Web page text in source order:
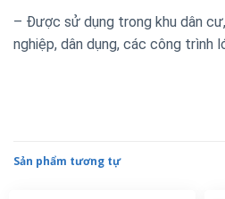
– Được sử dụng trong khu dân
nghiệp, dân dụng, các công trình
Sản phẩm tương tự